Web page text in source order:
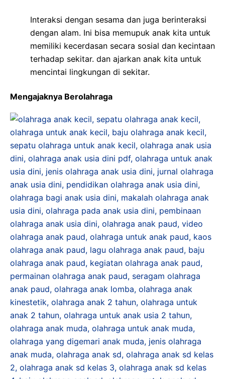
Interaksi dengan sesama dan juga berinteraksi
dengan alam. Ini bisa memupuk anak kita untuk
memiliki kecerdasan secara sosial dan kecintaan
terhadap sekitar. dan ajarkan anak kita untuk
mencintai lingkungan di sekitar.
Mengajaknya Berolahraga